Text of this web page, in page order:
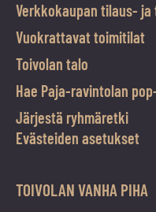
Verkkokaupan tilaus-
Vuokrattavat toimitilat
Toivolan talo
Hae Paja-ravintolan
Järjestä ryhmäretki
Evästeiden asetukset
TOIVOLAN VANHA PIHA